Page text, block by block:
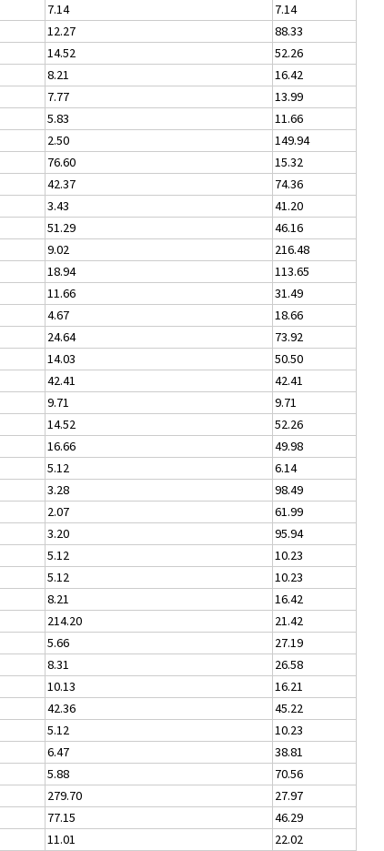
7.14
7.14
12.27
88.33
14.52
52.26
8.21
16.42
7.77
13.99
5.83
11.66
2.50
149.94
76.60
15.32
42.37
74.36
3.43
41.20
51.29
46.16
9.02
216.48
18.94
113.65
11.66
31.49
4.67
18.66
24.64
73.92
14.03
50.50
42.41
42.41
9.71
9.71
14.52
52.26
16.66
49.98
5.12
6.14
3.28
98.49
2.07
61.99
3.20
95.94
5.12
10.23
5.12
10.23
8.21
16.42
214.20
21.42
5.66
27.19
8.31
26.58
10.13
16.21
42.36
45.22
5.12
10.23
6.47
38.81
5.88
70.56
279.70
27.97
77.15
46.29
11.01
22.02